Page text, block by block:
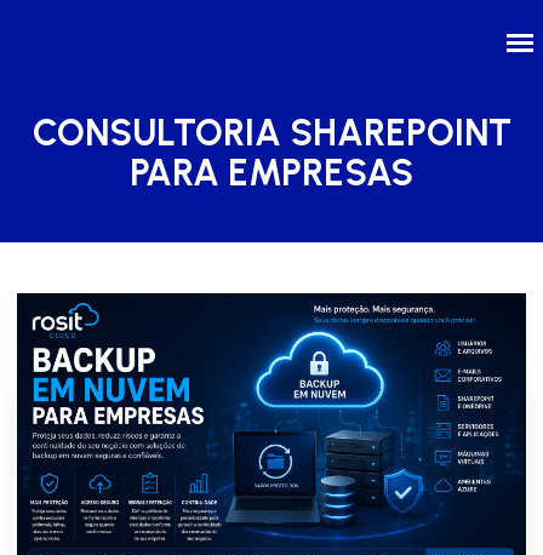
CONSULTORIA SHAREPOINT
PARA EMPRESAS